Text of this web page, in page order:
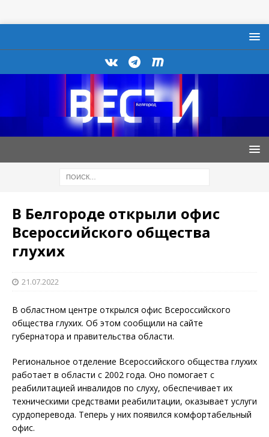
В Белгороде открыли офис
Всероссийского общества
глухих
21.07.2022
В областном центре открылся офис Всероссийского
общества глухих. Об этом сообщили на сайте
губернатора и правительства области.
Региональное отделение Всероссийского общества глухих
работает в области с 2002 года. Оно помогает с
реабилитацией инвалидов по слуху, обеспечивает их
техническими средствами реабилитации, оказывает услуги
сурдоперевода. Теперь у них появился комфортабельный
офис.